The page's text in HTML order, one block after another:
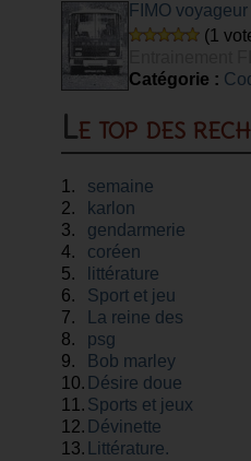
FIMO voyageur
(1
Catégorie :
Le top des
1.
semaine
2.
karlon
3.
gendarmerie
4.
coréen
5.
littérature
6.
Sport et jeu
7.
La reine des
neiges
8.
psg
9.
Bob marley
10. Désire doue
11. Sports et jeux
12. Dévinette
13.
Littérature.